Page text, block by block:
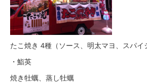
たこ焼き 4種（ソース、明太マヨ、スパイ
・鮨英
焼き牡蠣、蒸し牡蠣